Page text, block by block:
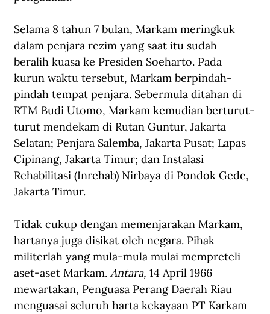
Selama 8 tahun 7 bulan, Markam meringkuk
dalam penjara rezim yang saat itu sudah
beralih kuasa ke Presiden Soeharto. Pada
kurun waktu tersebut, Markam berpindah-
pindah tempat penjara. Sebermula ditahan di
RTM Budi Utomo, Markam kemudian berturut-
turut mendekam di Rutan Guntur, Jakarta
Selatan; Penjara Salemba, Jakarta Pusat; Lapas
Cipinang, Jakarta Timur; dan Instalasi
Rehabilitasi (Inrehab) Nirbaya di Pondok Gede,
Jakarta Timur.
Tidak cukup dengan memenjarakan Markam,
hartanya juga disikat oleh negara. Pihak
militerlah yang mula-mula mulai mempreteli
aset-aset Markam. Antara, 14 April 1966
mewartakan, Penguasa Perang Daerah Riau
menguasai seluruh harta kekayaan PT Karkam